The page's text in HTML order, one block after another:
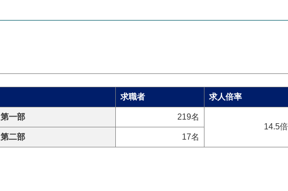
求職者 求人倍率
第一部
219名
14.5倍
第二部
17名